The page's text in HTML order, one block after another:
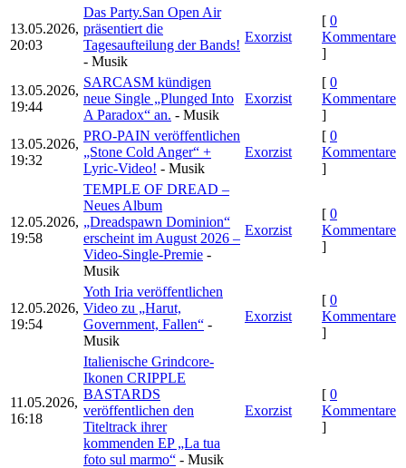
13.05.2026,
20:03
Das Party.San Open Air
präsentiert die
Tagesaufteilung der Bands!
- Musik
Exorzist
[ 0
Kommentare
]
13.05.2026,
19:44
SARCASM kündigen
neue Single „Plunged Into
A Paradox“ an. - Musik
Exorzist
[ 0
Kommentare
]
13.05.2026,
19:32
PRO-PAIN veröffentlichen
„Stone Cold Anger“ +
Lyric-Video! - Musik
Exorzist
[ 0
Kommentare
]
12.05.2026,
19:58
TEMPLE OF DREAD –
Neues Album
„Dreadspawn Dominion“
erscheint im August 2026 –
Video-Single-Premie -
Musik
Exorzist
[ 0
Kommentare
]
12.05.2026,
19:54
Yoth Iria veröffentlichen
Video zu „Harut,
Government, Fallen“ -
Musik
Exorzist
[ 0
Kommentare
]
11.05.2026,
16:18
Italienische Grindcore-
Ikonen CRIPPLE
BASTARDS
veröffentlichen den
Titeltrack ihrer
kommenden EP „La tua
foto sul marmo“ - Musik
Exorzist
[ 0
Kommentare
]